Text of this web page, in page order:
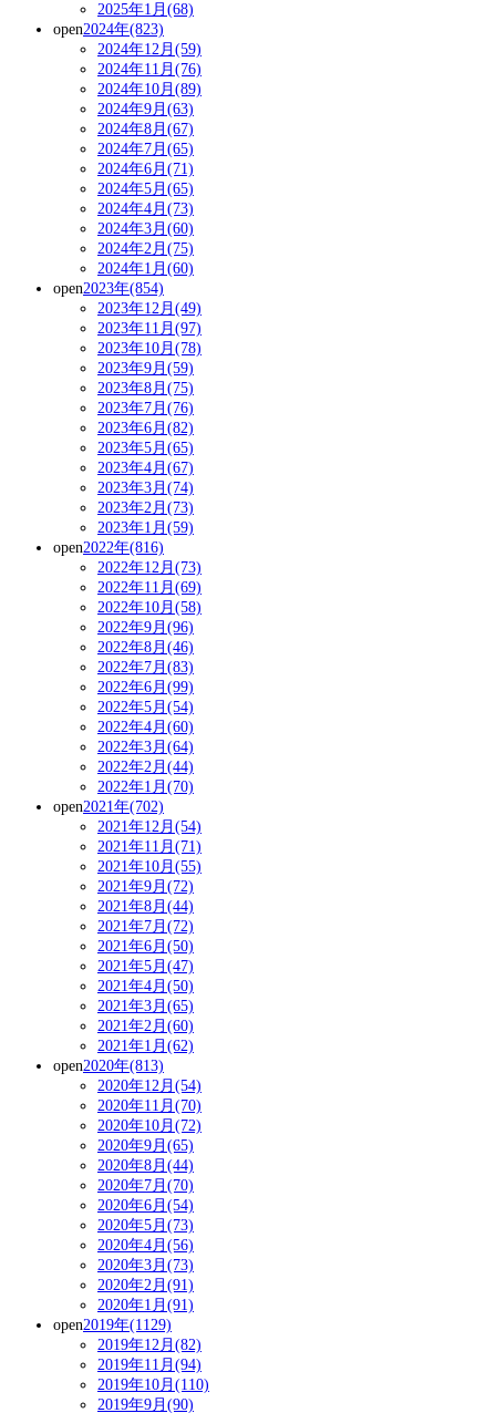
2025年1月(68)
open2024年(823)
2024年12月(59)
2024年11月(76)
2024年10月(89)
2024年9月(63)
2024年8月(67)
2024年7月(65)
2024年6月(71)
2024年5月(65)
2024年4月(73)
2024年3月(60)
2024年2月(75)
2024年1月(60)
open2023年(854)
2023年12月(49)
2023年11月(97)
2023年10月(78)
2023年9月(59)
2023年8月(75)
2023年7月(76)
2023年6月(82)
2023年5月(65)
2023年4月(67)
2023年3月(74)
2023年2月(73)
2023年1月(59)
open2022年(816)
2022年12月(73)
2022年11月(69)
2022年10月(58)
2022年9月(96)
2022年8月(46)
2022年7月(83)
2022年6月(99)
2022年5月(54)
2022年4月(60)
2022年3月(64)
2022年2月(44)
2022年1月(70)
open2021年(702)
2021年12月(54)
2021年11月(71)
2021年10月(55)
2021年9月(72)
2021年8月(44)
2021年7月(72)
2021年6月(50)
2021年5月(47)
2021年4月(50)
2021年3月(65)
2021年2月(60)
2021年1月(62)
open2020年(813)
2020年12月(54)
2020年11月(70)
2020年10月(72)
2020年9月(65)
2020年8月(44)
2020年7月(70)
2020年6月(54)
2020年5月(73)
2020年4月(56)
2020年3月(73)
2020年2月(91)
2020年1月(91)
open2019年(1129)
2019年12月(82)
2019年11月(94)
2019年10月(110)
2019年9月(90)